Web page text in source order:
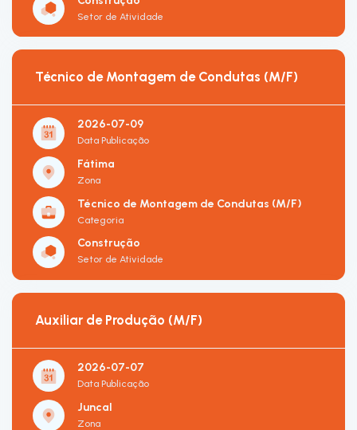
Setor de Atividade
Técnico de Montagem de Condutas (M/F)
2026-07-09
Data Publicação
Fátima
Zona
Técnico de Montagem de Condutas (M/F)
Categoria
Construção
Setor de Atividade
Auxiliar de Produção (M/F)
2026-07-07
Data Publicação
Juncal
Zona